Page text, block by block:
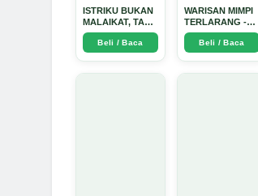
ISTRIKU BUKAN
MALAIKAT, TAPI
AKU JUGA
TIDAK SUCI -
Arda Dinata
Beli / Baca
WARISAN MIMPI
TERLARANG -
Arda Dinata
Beli / Baca